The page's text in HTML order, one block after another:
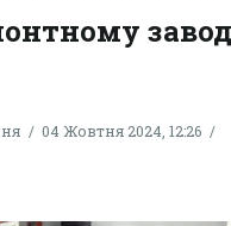
04 Жовтня 2024, 12:26